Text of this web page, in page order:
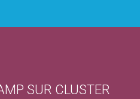
SUR CLUSTER